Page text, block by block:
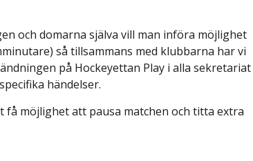
och domarna själva vill man införa möjlighet
så tillsammans med klubbarna har vi
på Hockeyettan Play i alla sekretariat
händelser.
möjlighet att pausa matchen och titta extra